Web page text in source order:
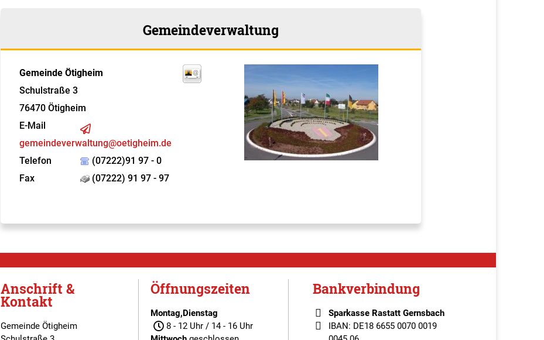
Gemeindeverwaltung
Gemeinde Ötigheim
Schulstraße 3
76470 Ötigheim
E-Mail
gemeindeverwaltung@oetigheim.de
Telefon
(07222)91 97 - 0
Fax
(07222) 91 97 - 97
Anschrift &
Kontakt
Gemeinde Ötigheim
Öffnungszeiten
Montag,Dienstag
8 - 12 Uhr / 14 - 16 Uhr
Bankverbindung
Sparkasse Rastatt Gernsbach
IBAN: DE18 6655 0070 0019